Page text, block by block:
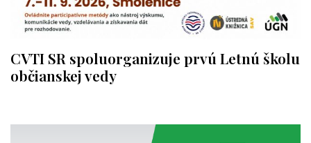
CVTI SR spoluorganizuje prvú Letnú školu
občianskej vedy